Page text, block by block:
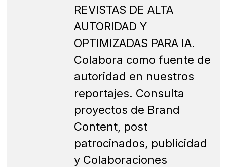
REVISTAS DE ALTA
AUTORIDAD Y
OPTIMIZADAS PARA IA.
Colabora como fuente de
autoridad en nuestros
reportajes. Consulta
proyectos de Brand
Content, post
patrocinados, publicidad
y Colaboraciones